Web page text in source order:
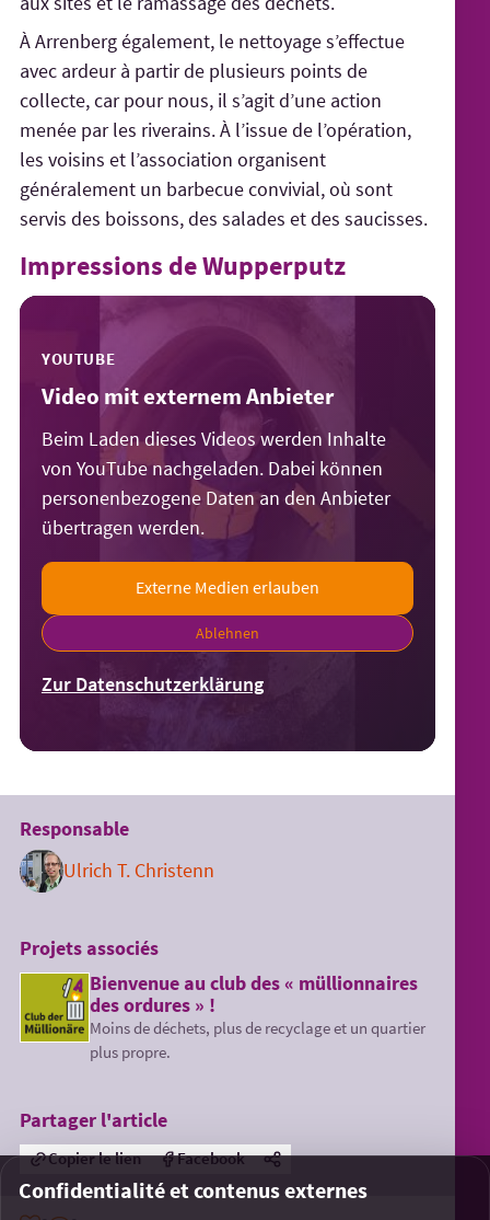
À Arrenberg également, le nettoyage s’effectue
avec ardeur à partir de plusieurs points de
collecte, car pour nous, il s’agit d’une action
menée par les riverains. À l’issue de l’opération,
les voisins et l’association organisent
généralement un barbecue convivial, où sont
servis des boissons, des salades et des saucisses.
Impressions de Wupperputz
YOUTUBE
Video mit externem Anbieter
Beim Laden dieses Videos werden Inhalte
von YouTube nachgeladen. Dabei können
personenbezogene Daten an den Anbieter
übertragen werden.
Externe Medien erlauben
Ablehnen
Zur Datenschutzerklärung
Responsable
Ulrich T. Christenn
Projets associés
Bienvenue au club des « müllionnaires
des ordures » !
Moins de déchets, plus de recyclage et un quartier
plus propre.
Partager l'article
Copier le lien Facebook
Confidentialité et contenus externes